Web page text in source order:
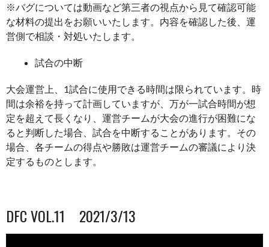
※バグについては動画など第三者の視点から見て確認可能
な材料の提出をお願いいたします。内容を確認した後、運
営側で相談・対処いたします。
試合の中断
大会運営上、1試合に使用できる時間は限られています。時
間は余裕を持って計画していますが、万が一試合時間が想
定を超えて長くなり、運営チームが大会の進行が困難にな
ると判断した場合、試合を中断することがあります。その
場合、各チームの得点や勝敗は運営チームの審議により決
定するものとします。
DFC VOL.11 2021/3/13